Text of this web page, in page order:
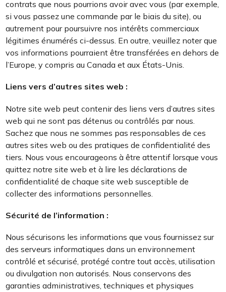
contrats que nous pourrions avoir avec vous (par exemple,
si vous passez une commande par le biais du site), ou
autrement pour poursuivre nos intérêts commerciaux
légitimes énumérés ci-dessus. En outre, veuillez noter que
vos informations pourraient être transférées en dehors de
l’Europe, y compris au Canada et aux États-Unis.
Liens vers d’autres sites web :
Notre site web peut contenir des liens vers d’autres sites
web qui ne sont pas détenus ou contrôlés par nous.
Sachez que nous ne sommes pas responsables de ces
autres sites web ou des pratiques de confidentialité des
tiers. Nous vous encourageons à être attentif lorsque vous
quittez notre site web et à lire les déclarations de
confidentialité de chaque site web susceptible de
collecter des informations personnelles.
Sécurité de l’information :
Nous sécurisons les informations que vous fournissez sur
des serveurs informatiques dans un environnement
contrôlé et sécurisé, protégé contre tout accès, utilisation
ou divulgation non autorisés. Nous conservons des
garanties administratives, techniques et physiques